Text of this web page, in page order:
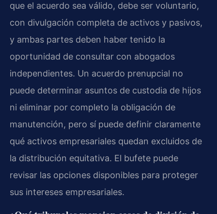
que el acuerdo sea válido, debe ser voluntario,
con divulgación completa de activos y pasivos,
y ambas partes deben haber tenido la
oportunidad de consultar con abogados
independientes. Un acuerdo prenupcial no
puede determinar asuntos de custodia de hijos
ni eliminar por completo la obligación de
manutención, pero sí puede definir claramente
qué activos empresariales quedan excluidos de
la distribución equitativa. El bufete puede
revisar las opciones disponibles para proteger
sus intereses empresariales.